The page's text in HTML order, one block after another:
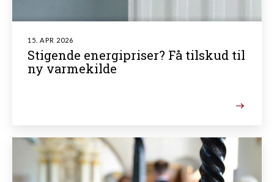
15. APR 2026
Stigende energipriser? Få tilskud til
ny varmekilde